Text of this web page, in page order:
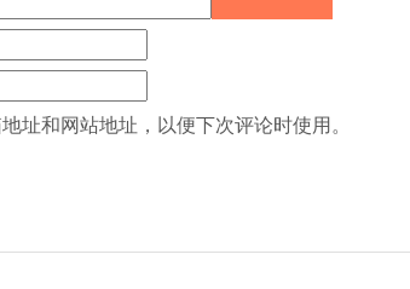
址和网站地址，以便下次评论时使用。